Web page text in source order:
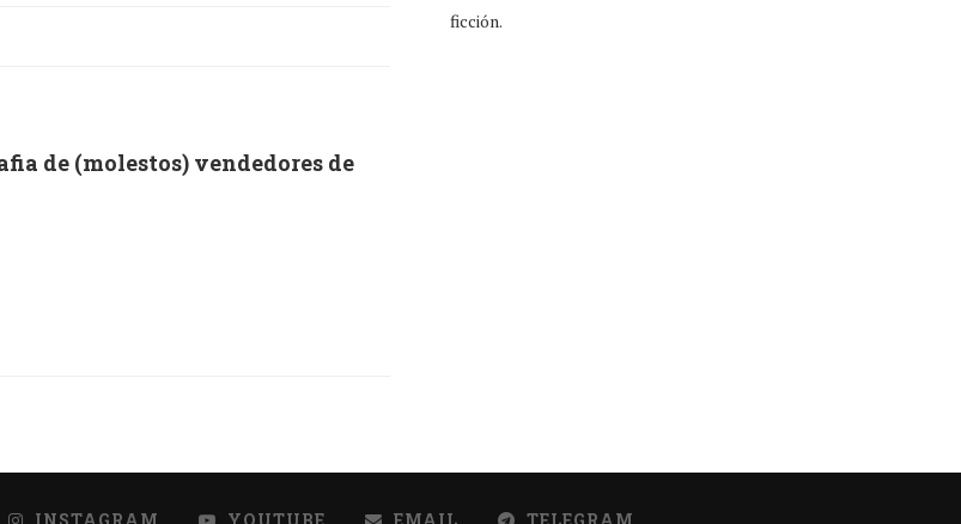
de (molestos) vendedores de
ficción.